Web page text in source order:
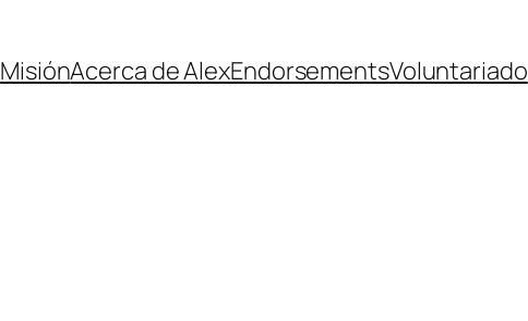
MisiónAcerca de AlexEndorsementsVoluntariado